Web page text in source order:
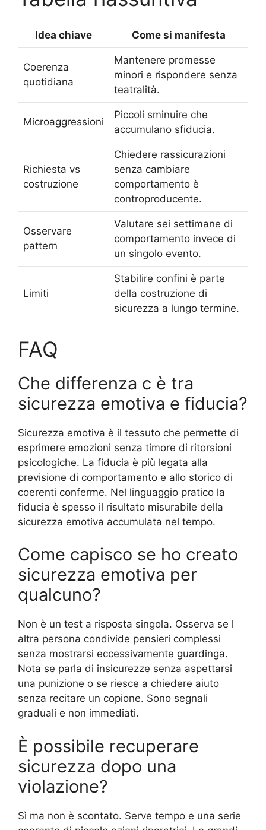
Idea chiave Come si manifesta
Coerenza
quotidiana
Mantenere promesse
minori e rispondere senza
teatralità.
Microaggressioni
Piccoli sminuire che
accumulano sfiducia.
Richiesta vs
costruzione
Chiedere rassicurazioni
senza cambiare
comportamento è
controproducente.
Osservare
pattern
Valutare sei settimane di
comportamento invece di
un singolo evento.
Limiti
Stabilire confini è parte
della costruzione di
sicurezza a lungo termine.
FAQ
Che differenza c è tra
sicurezza emotiva e fiducia?
Sicurezza emotiva è il tessuto che permette di
esprimere emozioni senza timore di ritorsioni
psicologiche. La fiducia è più legata alla
previsione di comportamento e allo storico di
coerenti conferme. Nel linguaggio pratico la
fiducia è spesso il risultato misurabile della
sicurezza emotiva accumulata nel tempo.
Come capisco se ho creato
sicurezza emotiva per
qualcuno?
Non è un test a risposta singola. Osserva se l
altra persona condivide pensieri complessi
senza mostrarsi eccessivamente guardinga.
Nota se parla di insicurezze senza aspettarsi
una punizione o se riesce a chiedere aiuto
senza recitare un copione. Sono segnali
graduali e non immediati.
È possibile recuperare
sicurezza dopo una
violazione?
Sì ma non è scontato. Serve tempo e una serie